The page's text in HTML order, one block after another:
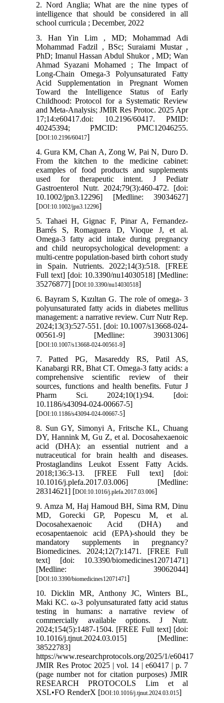
2. Nord Anglia; What are the nine types of
intelligence that should be considered in all
school curricula ; December, 2022
3. Han Yin Lim , MD; Mohammad Adi
Mohammad Fadzil , BSc; Suraiami Mustar ,
PhD; Imanul Hassan Abdul Shukor , MD; Wan
Ahmad Syazani Mohamed ; The Impact of
Long-Chain Omega-3 Polyunsaturated Fatty
Acid Supplementation in Pregnant Women
Toward the Intelligence Status of Early
Childhood: Protocol for a Systematic Review
and Meta-Analysis; JMIR Res Protoc. 2025 Apr
17;14:e60417.doi: 10.2196/60417. PMID:
40245394; PMCID: PMC12046255.
[DOI:10.2196/60417]
4. Gura KM, Chan A, Zong W, Pai N, Duro D.
From the kitchen to the medicine cabinet:
examples of food products and supplements
used for therapeutic intent. J Pediatr
Gastroenterol Nutr. 2024;79(3):460-472. [doi:
10.1002/jpn3.12296] [Medline: 39034627]
[DOI:10.1002/jpn3.12296]
5. Tahaei H, Gignac F, Pinar A, Fernandez-
Barrés S, Romaguera D, Vioque J, et al.
Omega-3 fatty acid intake during pregnancy
and child neuropsychological development: a
multi-centre population-based birth cohort study
in Spain. Nutrients. 2022;14(3):518. [FREE
Full text] [doi: 10.3390/nu14030518] [Medline:
35276877] [DOI:10.3390/nu14030518]
6. Bayram S, Kızıltan G. The role of omega- 3
polyunsaturated fatty acids in diabetes mellitus
management: a narrative review. Curr Nutr Rep.
2024;13(3):527-551. [doi: 10.1007/s13668-024-
00561-9] [Medline: 39031306]
[DOI:10.1007/s13668-024-00561-9]
7. Patted PG, Masareddy RS, Patil AS,
Kanabargi RR, Bhat CT. Omega-3 fatty acids: a
comprehensive scientific review of their
sources, functions and health benefits. Futur J
Pharm Sci. 2024;10(1):94. [doi:
10.1186/s43094-024-00667-5]
[DOI:10.1186/s43094-024-00667-5]
8. Sun GY, Simonyi A, Fritsche KL, Chuang
DY, Hannink M, Gu Z, et al. Docosahexaenoic
acid (DHA): an essential nutrient and a
nutraceutical for brain health and diseases.
Prostaglandins Leukot Essent Fatty Acids.
2018;136:3-13. [FREE Full text] [doi:
10.1016/j.plefa.2017.03.006] [Medline:
28314621] [DOI:10.1016/j.plefa.2017.03.006]
9. Amza M, Haj Hamoud BH, Sima RM, Dinu
MD, Gorecki GP, Popescu M, et al.
Docosahexaenoic Acid (DHA) and
ecosapentaenoic acid (EPA)-should they be
mandatory supplements in pregnancy?
Biomedicines. 2024;12(7):1471. [FREE Full
text] [doi: 10.3390/biomedicines12071471]
[Medline: 39062044]
[DOI:10.3390/biomedicines12071471]
10. Dicklin MR, Anthony JC, Winters BL,
Maki KC. ω-3 polyunsaturated fatty acid status
testing in humans: a narrative review of
commercially available options. J Nutr.
2024;154(5):1487-1504. [FREE Full text] [doi:
10.1016/j.tjnut.2024.03.015] [Medline:
38522783]
https://www.researchprotocols.org/2025/1/e60417
JMIR Res Protoc 2025 | vol. 14 | e60417 | p. 7
(page number not for citation purposes) JMIR
RESEARCH PROTOCOLS Lim et al
XSL•FO RenderX [DOI:10.1016/j.tjnut.2024.03.015]